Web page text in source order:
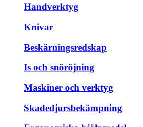
Handverktyg
Knivar
Beskärningsredskap
Is och snöröjning
Maskiner och verktyg
Skadedjursbekämpning